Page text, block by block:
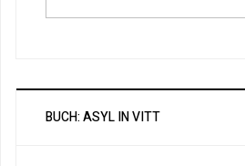
BUCH: ASYL IN VITT